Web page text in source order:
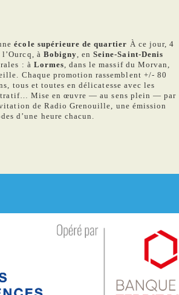
école supérieure de quartier À ce jour, 4
à Bobigny, enSeine-Saint-Denis
: à Lormes, dans le massif du Morvan,
Chaque promotion rassemblent +/- 80
tous et toutes en délicatesse avec les
Mise en œuvre — au sens plein — par
de Radio Grenouille, une émission
d’une heure chacun.